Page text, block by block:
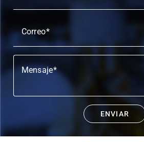
Correo
Mensaje
ENVIAR